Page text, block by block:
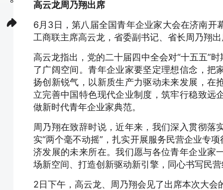
高云龙周乃翔出席
6月3日，第八届全国青年企业家大会在济南开
工商联主席高云龙，省委副书记、省长周乃翔
高云龙指出，党的二十届四中全会对“十五五”
了广阔空间。青年企业家要坚定理想信念，把
扬创新锐气，以新质生产力驱动未来发展，在
立完善中国特色现代企业制度，筑牢行稳致远
做新时代青年企业家典范。
周乃翔在致辞时说，近年来，我们深入贯彻落
实“两个毫不动摇”，扎实开展服务民营企业专
济发展的未来所在。我们愿与各位青年企业家
场新空间、打造创新驱动新引擎，同心书写民
2日下午，高云龙、周乃翔会见了出席本次大会